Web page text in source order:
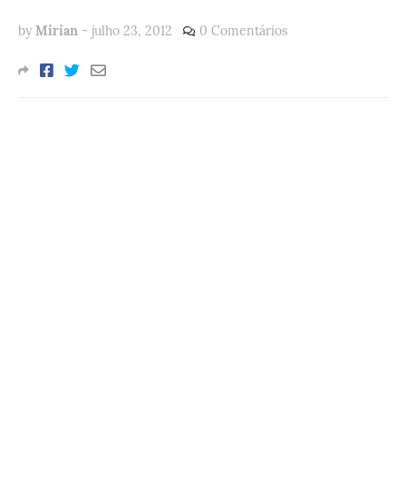
by Mirian - julho 23, 2012 0 Comentários